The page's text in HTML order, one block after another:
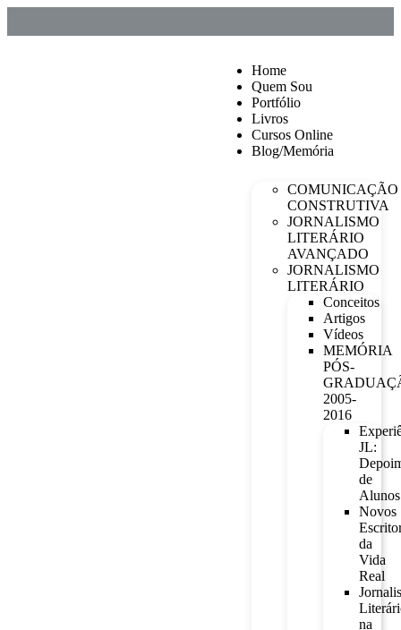
Home
Quem Sou
Portfólio
Livros
Cursos Online
Blog/Memória
COMUNICAÇÃO
CONSTRUTIVA
JORNALISMO
LITERÁRIO
AVANÇADO
JORNALISMO
LITERÁRIO
Conceitos
Artigos
Vídeos
MEMÓRIA
PÓS-
2005-
2016
JL:
de
Alunos
Novos
da
Vida
Real
na